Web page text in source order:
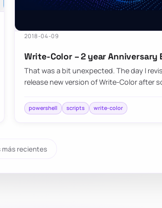
2018-04-09
Write-Color – 2 year Anniversary
That was a bit unexpected. The day I
release new version of Write-Color after
powershell scripts write-color
más recientes